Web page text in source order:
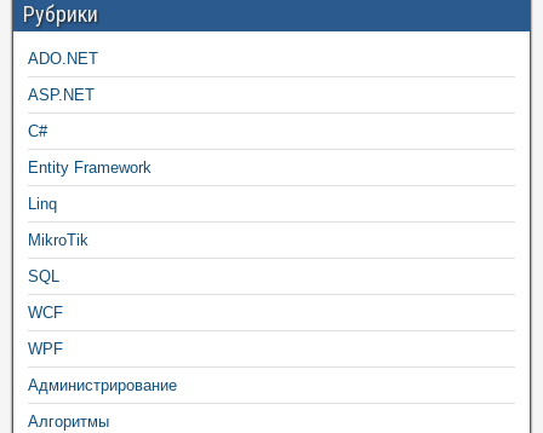
Рубрики
ADO.NET
ASP.NET
C#
Entity Framework
Linq
MikroTik
SQL
WCF
WPF
Администрирование
Алгоритмы